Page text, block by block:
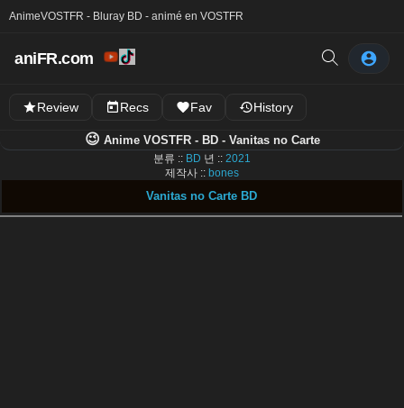
AnimeVOSTFR - Bluray BD - animé en VOSTFR
aniFR.com
Review Recs Fav History
😉 Anime VOSTFR - BD - Vanitas no Carte
분류 :: BD 년 :: 2021
제작사 :: bones
Vanitas no Carte BD